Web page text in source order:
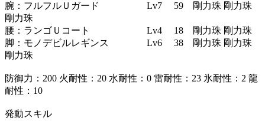
腕：フルフルＵガード Lv7 59 剛力珠 剛力珠
剛力珠
腰：ランゴＵコート Lv4 18 剛力珠 剛力珠
脚：モノデビルレギンス Lv6 38 剛力珠 剛力珠
剛力珠
防御力：200 火耐性：20 水耐性：0 雷耐性：23 氷耐性：2 龍
耐性：10
発動スキル